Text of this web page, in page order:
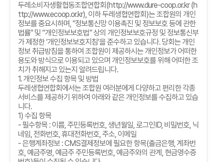
두레소비자생활협동조합연합회 (http://www.dure-coop.or.kr (h
ttp://www.ecoop.or.kr), 이하 두레생협연합회 )는 조합원의 개인
정보를 중요시하며, "정보통신망 이용촉진 및 정보보호 등에 관한
법률" 및“개인정보보호법”상의 개인정보보호규정 및 정보통신부
가 제정한‘개인정보보호지침’을 준수하고 있습니다. 당회는 개인
정보 취급방침을 통하여 조합원이 제공하시는 개인정보가 어떠한
용도와 방식으로 이용되고 있으며 개인정보보호를 위해 어떠한 조
치가 취해지고 있는지 알려드립니다.
1.개인정보 수집 항목 및 방법
두레생협연합회에서는 조합원 여러분에게 다양하고 편리한 각종
서비스를 제공하기 위하여 아래와 같은 개인정보를 수집하고 있습
니다.
1) 수집 항목
-필수항목 : 이름,주민등록번호,생년월일,로그인ID, 비밀번호, 닉
네임, 전화번호,휴대전화번호,주소, 이메일
-은행계좌정보 : CMS결제정보에 필요한 항목(출금은행,계좌번
호, 예금주명, 예금주 주민등록번호, 예금주와의 관계 , 현금영수증